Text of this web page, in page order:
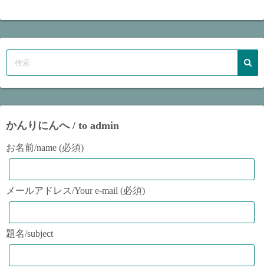
かんりにんへ / to admin
お名前/name (必須)
メールアドレス/Your e-mail (必須)
題名/subject